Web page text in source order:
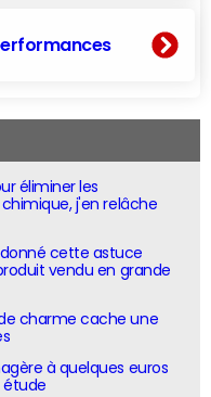
éliminer les
j'en relâche
cette astuce
vendu en grande
charme cache une
à quelques euros
étude